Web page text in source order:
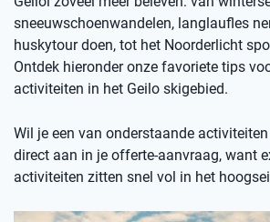
sneeuwschoenwandelen, langlaufles
huskytour doen, tot het Noorderlicht
Ontdek hieronder onze favoriete tips
activiteiten in het Geilo skigebied.
Wil je een van onderstaande
direct aan in je offerte-aanvraag, want
activiteiten zitten snel vol in het